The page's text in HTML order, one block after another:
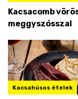
Kacsacomb
meggyszósszal
Kacsahúsos ételek